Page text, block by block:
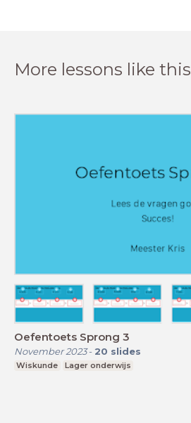
More lessons like this
Oefentoets Sprong 3
November 2023- 20 slides
Wiskunde Lager onderwijs